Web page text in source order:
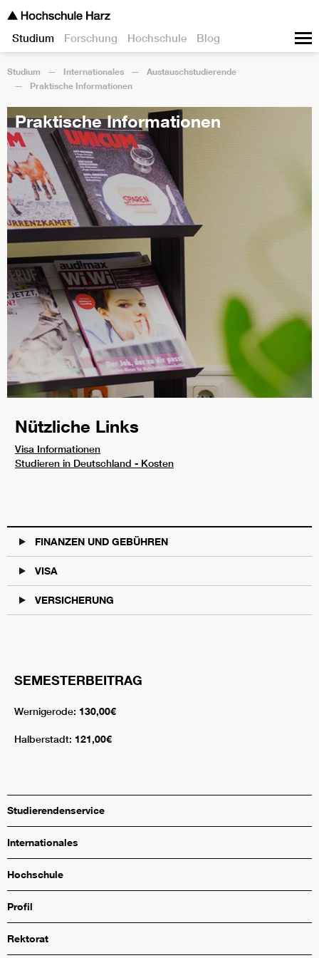
Studium Forschung Hochschule Blog
Studium Internationales
Austauschstudierende
Praktische Informationen
Praktische Informationen
Nützliche Links
Visa Informationen
Studieren in Deutschland - Kosten
FINANZEN UND GEBÜHREN
VISA
VERSICHERUNG
SEMESTERBEITRAG
Wernigerode: 130,00€
Halberstadt: 121,00€
Studierendenservice
Internationales
Hochschule
Profil
Rektorat